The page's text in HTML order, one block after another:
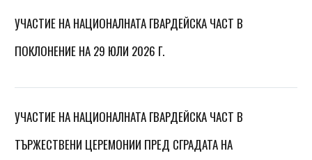
УЧАСТИЕ НА НАЦИОНАЛНАТА ГВАРДЕЙСКА ЧАСТ В
ПОКЛОНЕНИЕ НА 29 ЮЛИ 2026 Г.
УЧАСТИЕ НА НАЦИОНАЛНАТА ГВАРДЕЙСКА ЧАСТ В
ТЪРЖЕСТВЕНИ ЦЕРЕМОНИИ ПРЕД СГРАДАТА НА